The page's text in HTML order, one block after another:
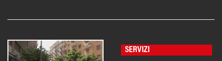
SERVIZI